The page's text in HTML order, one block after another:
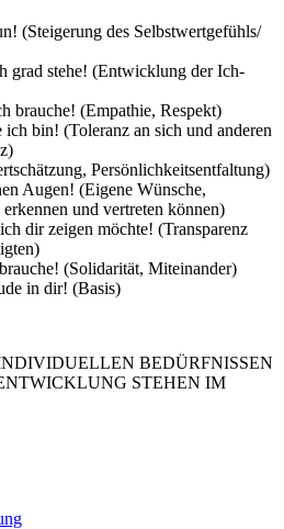
(Steigerung des Selbstwertgefühls/
grad stehe! (Entwicklung der Ich-
brauche! (Empathie, Respekt)
bin! (Toleranz an sich und anderen
Persönlichkeitsentfaltung)
Augen! (Eigene Wünsche,
und vertreten können)
dir zeigen möchte! (Transparenz
(Solidarität, Miteinander)
in dir! (Basis)
BEDÜRFNISSEN
STEHEN IM